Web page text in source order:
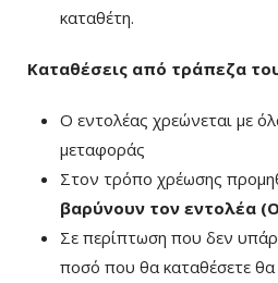
καταθέτη.
Καταθέσεις από τράπεζα
Ο εντολέας χρεώνεται με
μεταφοράς
Στον τρόπο χρέωσης
βαρύνουν τον εντολέα
Σε περίπτωση που δεν
ποσό που θα καταθέσετε